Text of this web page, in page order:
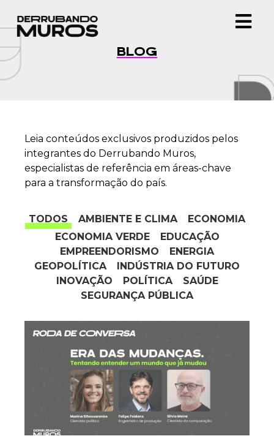
BLOG
Leia conteúdos exclusivos produzidos pelos
integrantes do Derrubando Muros,
especialistas de referência em áreas-chave
para a transformação do país.
TODOS AMBIENTE E CLIMA
ECONOMIA
ECONOMIA VERDE
EDUCAÇÃO
EMPREENDORISMO
ENERGIA
GEOPOLÍTICA
INDÚSTRIA DO FUTURO
INOVAÇÃO
POLÍTICA
SAÚDE
SEGURANÇA PÚBLICA